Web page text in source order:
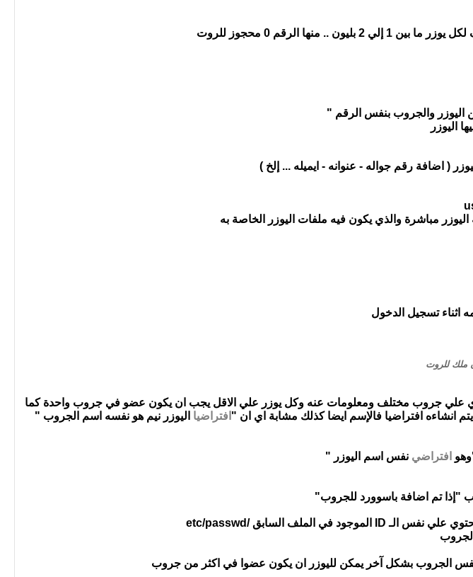
الرقم 0 محجوز للروت
اليوزر
اليوزر مباشرة والذي يكون فيه ملفات اليوزر الخاصة به
علي جروب مختلف ومعلومات عنه وكل يوزر علي الاقل يجب ان يكون عضو في جروب واحدة كما
افتراضيا اليوزر نيم هو نفسه اسم الجروب "
افتراضي نفس اسم اليوزر "
الجروب بشكل آخر يمكن لليوزر ان يكون عضوا في اكثر من جروب